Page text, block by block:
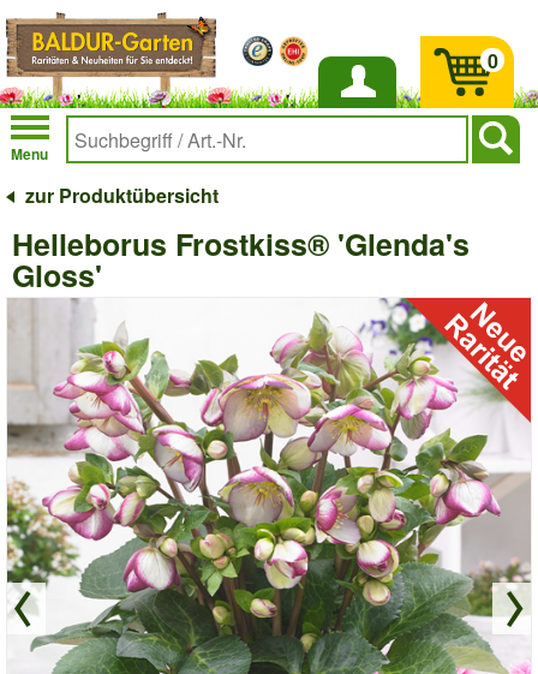
Anmelden
Menu
0
zur Produktübersicht
Helleborus Frostkiss® 'Glenda's
Gloss'